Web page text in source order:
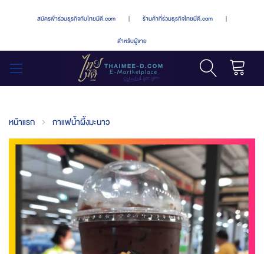
สมัครเข้าร่วมธุรกิจกับไทยมีดี.com | ร้านค้าที่ร่วมธุรกิจไทยมีดี.com |
สำหรับผู้ขาย
หน้าแรก กาแฟน้ำผึ้งมะนาว
Skip
the
end
the
images
gallery